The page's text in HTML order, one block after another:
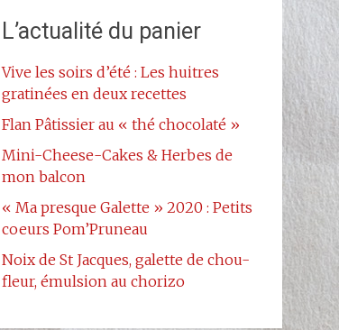
L’actualité du panier
Vive les soirs d’été : Les huitres
gratinées en deux recettes
Flan Pâtissier au « thé chocolaté »
Mini-Cheese-Cakes & Herbes de
mon balcon
« Ma presque Galette » 2020 : Petits
coeurs Pom’Pruneau
Noix de St Jacques, galette de chou-
fleur, émulsion au chorizo